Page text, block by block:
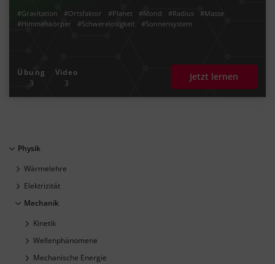
#Gravitation #Ortsfaktor #Planet #Mond #Radius
#Masse
#Himmelskörper
#Schwerelosigkeit #Sonnensystem
Übung
3
Video
3
Jetzt lernen
Physik
Wärmelehre
Elektrizität
Mechanik
Kinetik
Wellenphänomene
Mechanische Energie